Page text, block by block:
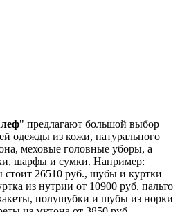
" предлагают большой выбор
одежды из кожи, натурального
меховые головные уборы, а
шарфы и сумки. Например:
стоит 26510 руб., шубы и куртки
из нутрии от 10900 руб. пальто
полушубки и шубы из норки